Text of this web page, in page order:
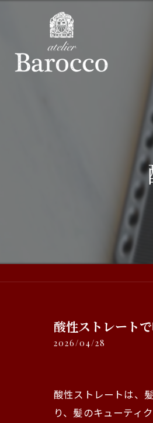
酸性ストレート
2026/04/28
酸性ストレートは、
り、髪のキューティ